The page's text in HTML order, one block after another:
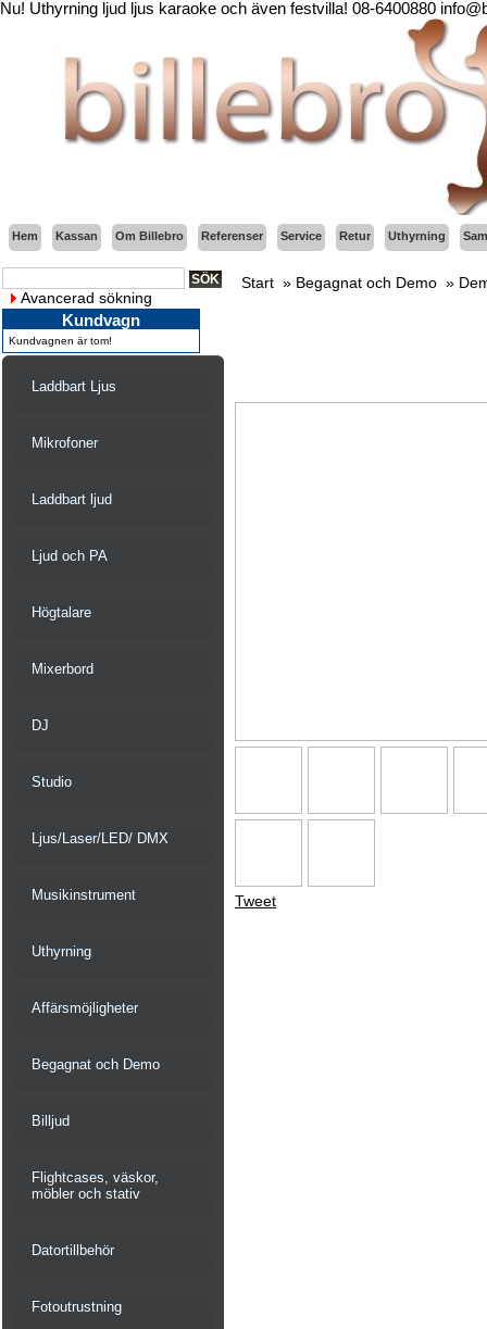
Nu! Uthyrning ljud ljus karaoke och även festvilla! 08-6400880
Hem Kassan Om Billebro Referenser Service Retur Uthyrning
Avancerad sökning
Kundvagn
Kundvagnen är tom!
Laddbart Ljus
Mikrofoner
Laddbart ljud
Ljud och PA
Högtalare
Mixerbord
DJ
Studio
Ljus/Laser/LED/ DMX
Musikinstrument
Uthyrning
Affärsmöjligheter
Begagnat och Demo
Billjud
Flightcases, väskor,
möbler och stativ
Datortillbehör
Fotoutrustning
Start » Begagnat och Demo »
Tweet